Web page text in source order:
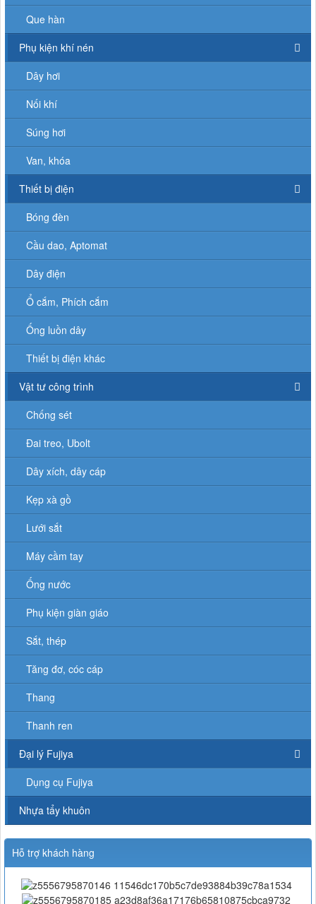
Que hàn
Phụ kiện khí nén
Dây hơi
Nối khí
Súng hơi
Van, khóa
Thiết bị điện
Bóng đèn
Cầu dao, Aptomat
Dây điện
Ổ cắm, Phích cắm
Ống luồn dây
Thiết bị điện khác
Vật tư công trình
Chống sét
Đai treo, Ubolt
Dây xích, dây cáp
Kẹp xà gồ
Lưới sắt
Máy cầm tay
Ống nước
Phụ kiện giàn giáo
Sắt, thép
Tăng đơ, cóc cáp
Thang
Thanh ren
Đại lý Fujiya
Dụng cụ Fujiya
Nhựa tẩy khuôn
Hỗ trợ khách hàng